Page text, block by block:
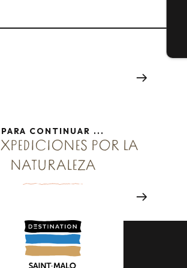
Seguir leyendo
PARA CONTINUAR ...
POR LA
NATURALEZA
VIRGEN...